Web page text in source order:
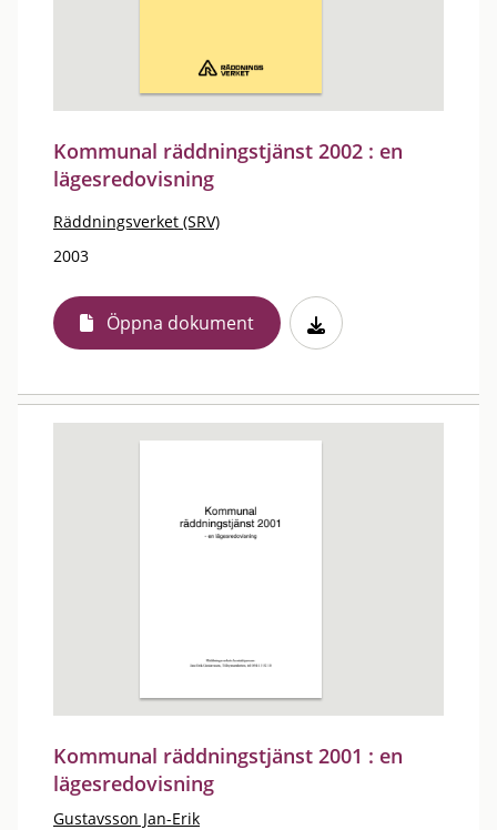
Kommunal räddningstjänst 2002 : en
lägesredovisning
Räddningsverket (SRV)
2003
Öppna dokument
Kommunal räddningstjänst 2001 : en
lägesredovisning
Gustavsson Jan-Erik